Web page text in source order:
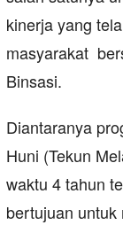
kinerja yang
masyarakat
Binsasi.
Diantaranya
Huni (Tekun
waktu 4 tahun
bertujuan